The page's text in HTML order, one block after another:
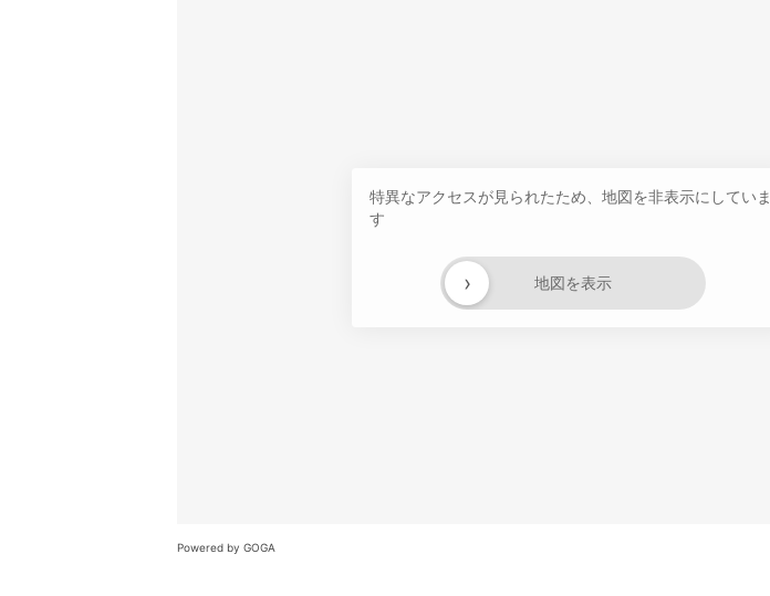
特異なアクセスが見られたため、地図を非表示にしていま
す
地図を表示
›
Powered by GOGA